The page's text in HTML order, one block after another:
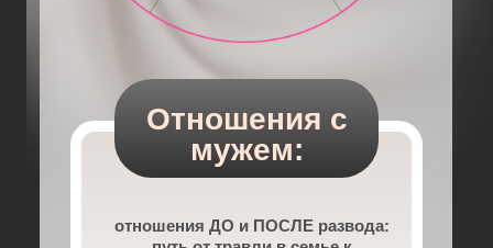
Отношения с
мужем:
отношения ДО и ПОСЛЕ развода: